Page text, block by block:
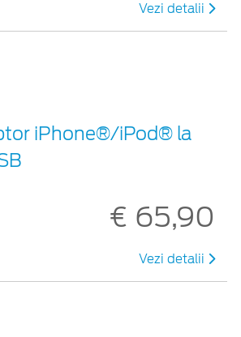
Vezi detalii
iPhone®/iPod® la
€ 65,90
Vezi detalii